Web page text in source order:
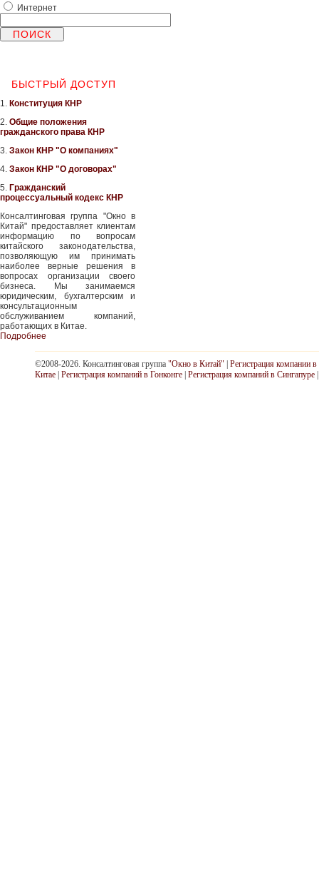
Интернет
БЫСТРЫЙ ДОСТУП
1. Конституция КНР
2. Общие положения
гражданского права КНР
3. Закон КНР "О компаниях"
4. Закон КНР "О договорах"
5. Гражданский
процессуальный кодекс КНР
Консалтинговая группа "Окно в
Китай" предоставляет клиентам
информацию по вопросам
китайского законодательства,
позволяющую им принимать
наиболее верные решения в
вопросах организации своего
бизнеса. Мы занимаемся
юридическим, бухгалтерским и
консультационным
обслуживанием компаний,
работающих в Китае.
Подробнее
©2008-2026. Консалтинговая группа "Окно в Китай" | Регистрация компании в
Китае | Регистрация компаний в Гонконге | Регистрация компаний в Сингапуре